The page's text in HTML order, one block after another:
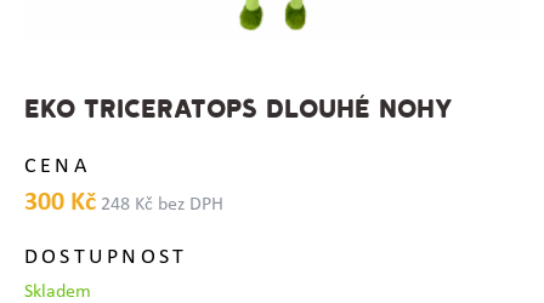
EKO TRICERATOPS DLOUHÉ NOHY
CENA
300 Kč 248 Kč bez DPH
DOSTUPNOST
Skladem